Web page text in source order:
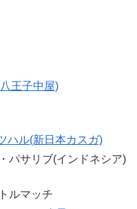
王子中屋)
ハル(新日本カスガ)
サリブ(インドネシア)
ルマッチ